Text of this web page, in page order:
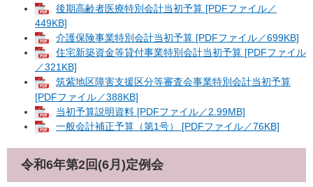
後期高齢者医療特別会計当初予算 [PDFファイル／
449KB]
介護保険事業特別会計当初予算 [PDFファイル／699KB]
住宅新築資金等貸付事業特別会計当初予算 [PDFファイル
／321KB]
筑紫地区障害支援区分等審査会事業特別会計当初予算
[PDFファイル／388KB]
当初予算説明資料 [PDFファイル／2.99MB]
一般会計補正予算（第1号） [PDFファイル／76KB]
令和6年第2回(6月)定例会